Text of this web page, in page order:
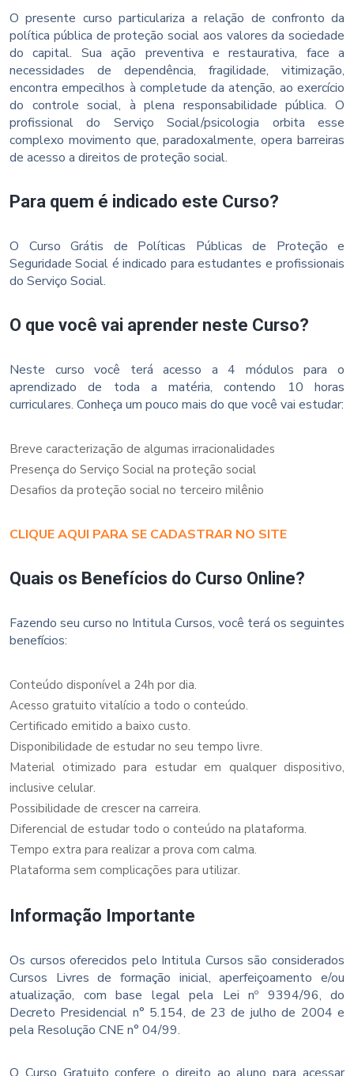
O presente curso particulariza a relação de confronto da
política pública de proteção social aos valores da sociedade
do capital. Sua ação preventiva e restaurativa, face a
necessidades de dependência, fragilidade, vitimização,
encontra empecilhos à completude da atenção, ao exercício
do controle social, à plena responsabilidade pública. O
profissional do Serviço Social/psicologia orbita esse
complexo movimento que, paradoxalmente, opera barreiras
de acesso a direitos de proteção social.
Para quem é indicado este Curso?
O Curso Grátis de Políticas Públicas de Proteção e
Seguridade Social é indicado para estudantes e profissionais
do Serviço Social.
O que você vai aprender neste Curso?
Neste curso você terá acesso a 4 módulos para o
aprendizado de toda a matéria, contendo 10 horas
curriculares. Conheça um pouco mais do que você vai estudar:
Breve caracterização de algumas irracionalidades
Presença do Serviço Social na proteção social
Desafios da proteção social no terceiro milênio
CLIQUE AQUI PARA SE CADASTRAR NO SITE
Quais os Benefícios do Curso Online?
Fazendo seu curso no Intitula Cursos, você terá os seguintes
benefícios:
Conteúdo disponível a 24h por dia.
Acesso gratuito vitalício a todo o conteúdo.
Certificado emitido a baixo custo.
Disponibilidade de estudar no seu tempo livre.
Material otimizado para estudar em qualquer dispositivo,
inclusive celular.
Possibilidade de crescer na carreira.
Diferencial de estudar todo o conteúdo na plataforma.
Tempo extra para realizar a prova com calma.
Plataforma sem complicações para utilizar.
Informação Importante
Os cursos oferecidos pelo Intitula Cursos são considerados
Cursos Livres de formação inicial, aperfeiçoamento e/ou
atualização, com base legal pela Lei nº 9394/96, do
Decreto Presidencial n° 5.154, de 23 de julho de 2004 e
pela Resolução CNE n° 04/99.
O Curso Gratuito confere o direito ao aluno para acessar